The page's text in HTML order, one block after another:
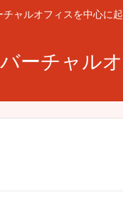
ャルオフィスを中心に
ーチャル